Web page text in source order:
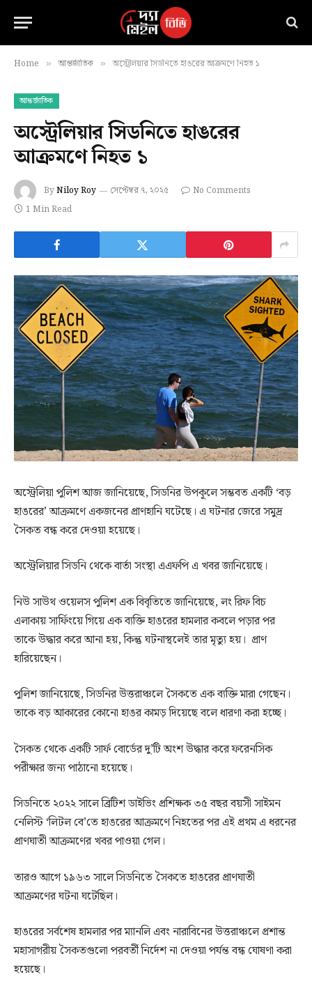
Home » আন্তর্জাতিক » অস্ট্রেলিয়ার সিডনিতে হাঙরের আক্রমণে নিহত ১
আন্তর্জাতিক
অস্ট্রেলিয়ার সিডনিতে হাঙরের
আক্রমণে নিহত ১
ByNiloy Roy সেপ্টেম্বর ৭, ২০২৫
No Comments
1 Min Read
অস্ট্রেলিয়া পুলিশ আজ জানিয়েছে, সিডনির উপকূলে সম্ভবত একটি ‘বড়
হাঙরের’ আক্রমণে একজনের প্রাণহানি ঘটেছে। এ ঘটনার জেরে সমুদ্র
সৈকত বন্ধ করে দেওয়া হয়েছে।
অস্ট্রেলিয়ার সিডনি থেকে বার্তা সংস্থা এএফপি এ খবর জানিয়েছে।
নিউ সাউথ ওয়েলস পুলিশ এক বিবৃতিতে জানিয়েছে, লং রিফ বিচ
এলাকায় সার্ফিংয়ে গিয়ে এক ব্যক্তি হাঙরের হামলার কবলে পড়ার পর
তাকে উদ্ধার করে আনা হয়, কিন্তু ঘটনাস্থলেই তার মৃত্যু হয়। প্রাণ
হারিয়েছেন।
পুলিশ জানিয়েছে, সিডনির উত্তরাঞ্চলে সৈকতে এক ব্যক্তি মারা গেছেন।
তাকে বড় আকারের কোনো হাঙর কামড় দিয়েছে বলে ধারণা করা হচ্ছে।
সৈকত থেকে একটি সার্ফ বোর্ডের দু’টি অংশ উদ্ধার করে ফরেনসিক
পরীক্ষার জন্য পাঠানো হয়েছে।
সিডনিতে ২০২২ সালে ব্রিটিশ ডাইভিং প্রশিক্ষক ৩৫ বছর বয়সী সাইমন
নেলিস্ট ‘লিটল বে’তে হাঙরের আক্রমণে নিহতের পর এই প্রথম এ ধরনের
প্রাণঘাতী আক্রমণের খবর পাওয়া গেল।
তারও আগে ১৯৬৩ সালে সিডনিতে সৈকতে হাঙরের প্রাণঘাতী
আক্রমণের ঘটনা ঘটেছিল।
হাঙরের সর্বশেষ হামলার পর ম্যানলি এবং নারাবিনের উত্তরাঞ্চলে প্রশান্ত
মহাসাগরীয় সৈকতগুলো পরবর্তী নির্দেশ না দেওয়া পর্যন্ত বন্ধ ঘোষণা করা
হয়েছে।